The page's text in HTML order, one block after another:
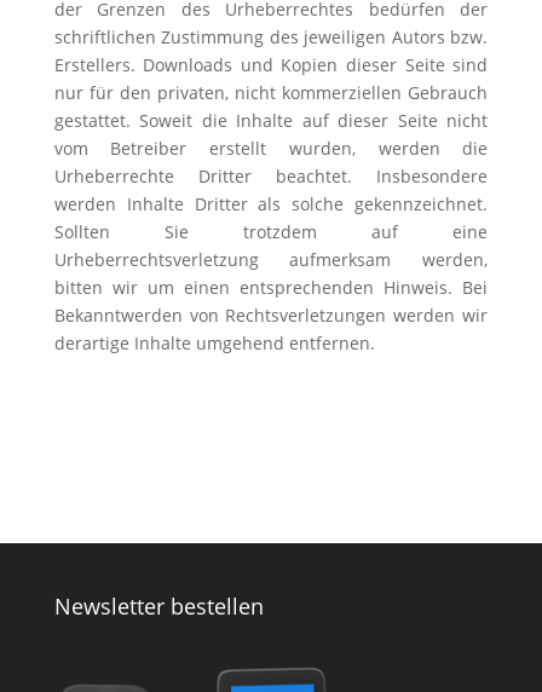
der Grenzen des Urheberrechtes bedürfen der
schriftlichen Zustimmung des jeweiligen Autors bzw.
Erstellers. Downloads und Kopien dieser Seite sind
nur für den privaten, nicht kommerziellen Gebrauch
gestattet. Soweit die Inhalte auf dieser Seite nicht
vom Betreiber erstellt wurden, werden die
Urheberrechte Dritter beachtet. Insbesondere
werden Inhalte Dritter als solche gekennzeichnet.
Sollten Sie trotzdem auf eine
Urheberrechtsverletzung aufmerksam werden,
bitten wir um einen entsprechenden Hinweis. Bei
Bekanntwerden von Rechtsverletzungen werden wir
derartige Inhalte umgehend entfernen.
Newsletter bestellen